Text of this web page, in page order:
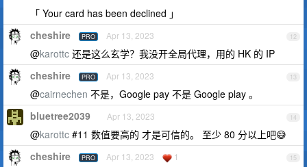
「 Your card has been declined 」
12
cheshire PRO Apr 13, 2023
@karottc 还是这么玄学？我没开全局代理，用的 HK 的 IP
13
cheshire PRO Apr 13, 2023
@cairnechen 不是，Google pay 不是 Google play 。
14
bluetree2039 Apr 13, 2023
@karottc #11 数值要高的 才是可信的。 至少 80 分以上吧😅
15
cheshire PRO Apr 13, 2023 1